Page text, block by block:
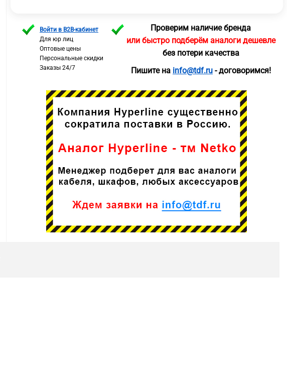
Войти в B2B-кабинет
Для юр лиц
Оптовые цены
Персональные скидки
Заказы 24/7
Проверим наличие бренда
или быстро подберём аналоги дешевле
без потери качества
Пишите на info@tdf.ru- договоримся!